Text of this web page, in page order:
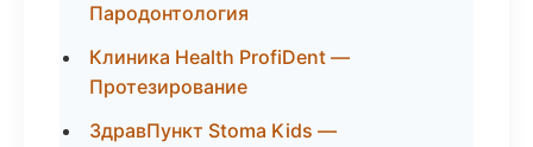
Пародонтология
Клиника Health ProfiDent —
Протезирование
ЗдравПункт Stoma Kids —